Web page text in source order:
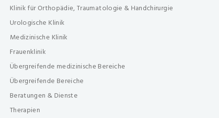
Klinik für Orthopädie, Traumatologie & Handchirurgie
Urologische Klinik
Medizinische Klinik
Frauenklinik
Übergreifende medizinische Bereiche
Übergreifende Bereiche
Beratungen & Dienste
Therapien